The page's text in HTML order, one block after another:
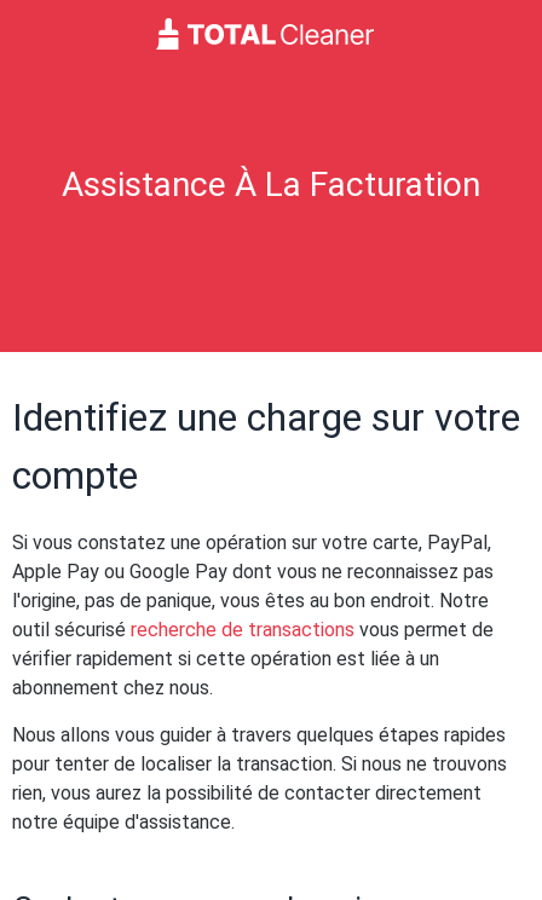
Assistance À La Facturation
Identifiez une charge sur votre
compte
Si vous constatez une opération sur votre carte, PayPal,
Apple Pay ou Google Pay dont vous ne reconnaissez pas
l'origine, pas de panique, vous êtes au bon endroit. Notre
outil sécurisé recherche de transactions vous permet de
vérifier rapidement si cette opération est liée à un
abonnement chez nous.
Nous allons vous guider à travers quelques étapes rapides
pour tenter de localiser la transaction. Si nous ne trouvons
rien, vous aurez la possibilité de contacter directement
notre équipe d'assistance.